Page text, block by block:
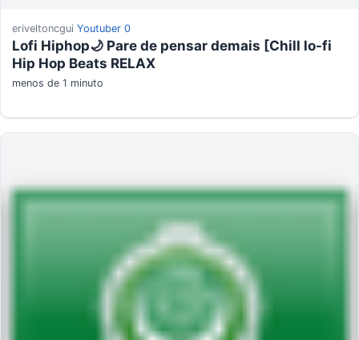
eriveltoncgui Youtuber 0
Lofi Hiphop🌙 Pare de pensar demais [Chill lo-fi
Hip Hop Beats RELAX
menos de 1 minuto